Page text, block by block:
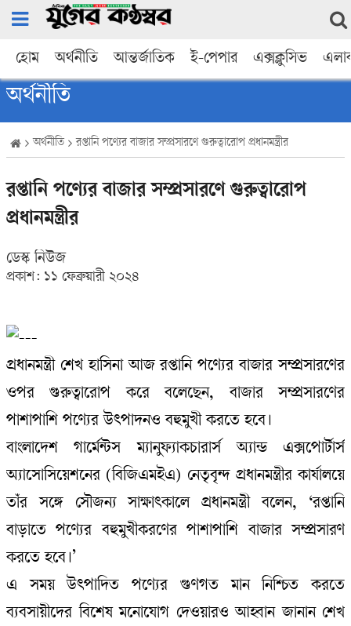
হোম অর্থনীতি আন্তর্জাতিক ই-পেপার এক্সক্লুসিভ
অর্থনীতি
অর্থনীতি রপ্তানি পণ্যের বাজার সম্প্রসারণে গুরুত্বারোপ প্রধানমন্ত্রীর
রপ্তানি পণ্যের বাজার সম্প্রসারণে গুরুত্বারোপ
প্রধানমন্ত্রীর
ডেস্ক নিউজ
প্রকাশ: ১১ ফেব্রুয়ারী ২০২৪
প্রধানমন্ত্রী শেখ হাসিনা আজ রপ্তানি পণ্যের বাজার সম্প্রসারণের
ওপর গুরুত্বারোপ করে বলেছেন, বাজার সম্প্রসারণের
পাশাপাশি পণ্যের উৎপাদনও বহুমুখী করতে হবে।
বাংলাদেশ গার্মেন্টস ম্যানুফ্যাকচারার্স অ্যান্ড এক্সপোর্টার্স
অ্যাসোসিয়েশনের (বিজিএমইএ) নেতৃবৃন্দ প্রধানমন্ত্রীর কার্যালয়ে
তাঁর সঙ্গে সৌজন্য সাক্ষাৎকালে প্রধানমন্ত্রী বলেন, ‘রপ্তানি
বাড়াতে পণ্যের বহুমুখীকরণের পাশাপাশি বাজার সম্প্রসারণ
করতে হবে।’
এ সময় উৎপাদিত পণ্যের গুণগত মান নিশ্চিত করতে
ব্যবসায়ীদের বিশেষ মনোযোগ দেওয়ারও আহ্বান জানান শেখ